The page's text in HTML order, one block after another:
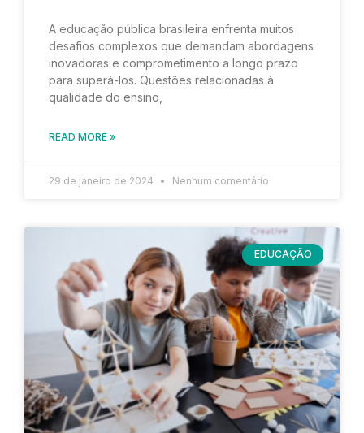
A educação pública brasileira enfrenta muitos
desafios complexos que demandam abordagens
inovadoras e comprometimento a longo prazo
para superá-los. Questões relacionadas à
qualidade do ensino,
READ MORE »
29 de janeiro de 2024 Nenhum comentário
EDUCAÇÃO